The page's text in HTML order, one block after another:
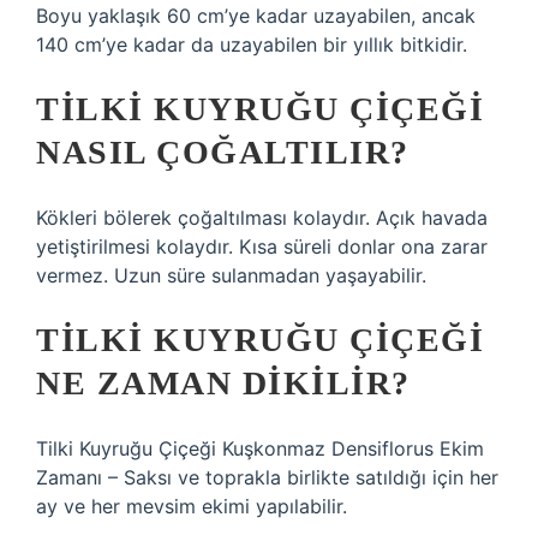
Boyu yaklaşık 60 cm’ye kadar uzayabilen, ancak
140 cm’ye kadar da uzayabilen bir yıllık bitkidir.
TILKI KUYRUĞU ÇIÇEĞI
NASIL ÇOĞALTILIR?
Kökleri bölerek çoğaltılması kolaydır. Açık havada
yetiştirilmesi kolaydır. Kısa süreli donlar ona zarar
vermez. Uzun süre sulanmadan yaşayabilir.
TILKI KUYRUĞU ÇIÇEĞI
NE ZAMAN DIKILIR?
Tilki Kuyruğu Çiçeği Kuşkonmaz Densiflorus Ekim
Zamanı – Saksı ve toprakla birlikte satıldığı için her
ay ve her mevsim ekimi yapılabilir.